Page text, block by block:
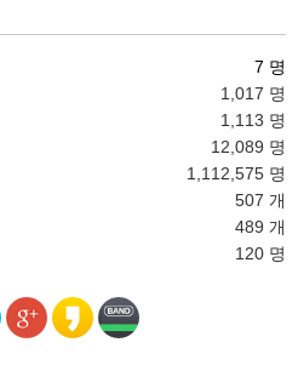
7 명
1,017 명
1,113 명
12,089 명
1,112,575 명
507 개
489 개
120 명